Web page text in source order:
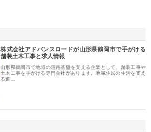
株式会社アドバンスロードが山形県鶴岡市で手がける
舗装土木工事と求人情報
山形県鶴岡市で地域の道路基盤を支える企業として、舗装工事や
土木工事を手がける専門会社があります。地域住民の生活を支え
る道…